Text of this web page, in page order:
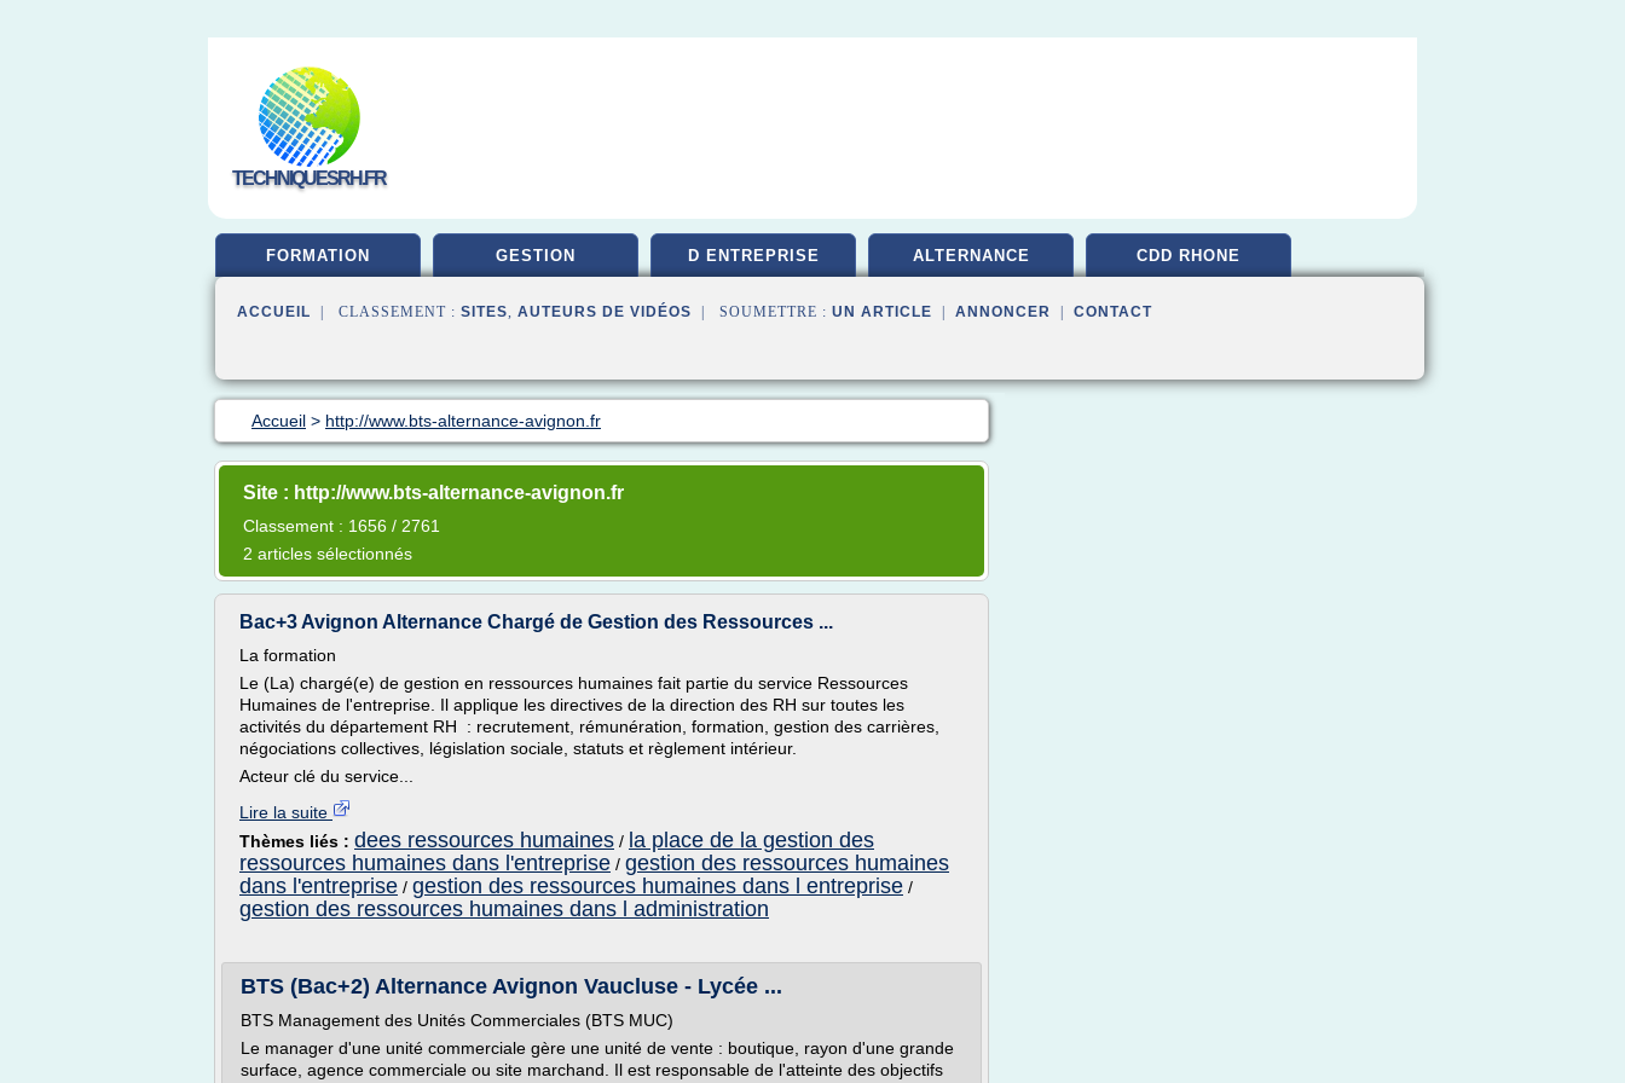
TECHNIQUESRH.FR
FORMATION GESTION D ENTREPRISE ALTERNANCE CDD RHONE
ACCUEIL | CLASSEMENT : SITES, AUTEURS DE VIDÉOS | SOUMETTRE : UN ARTICLE ANNONCER CONTACT
Accueil > http://www.bts-alternance-avignon.fr
Site : http://www.bts-alternance-avignon.fr
Classement : 1656 / 2761
2 articles sélectionnés
Bac+3 Avignon Alternance Chargé de Gestion des Ressources ...
La formation
Le (La) chargé(e) de gestion en ressources humaines fait partie du service Ressources
Humaines de l'entreprise. Il applique les directives de la direction des RH sur toutes les
activités du département RH : recrutement, rémunération, formation, gestion des carrières,
négociations collectives, législation sociale, statuts et règlement intérieur.
Acteur clé du service...
Lire la suite
Thèmes liés : dees ressources humaines / la place de la gestion des
ressources humaines dans l'entreprise / gestion des ressources humaines
dans l'entreprise / gestion des ressources humaines dans l entreprise /
gestion des ressources humaines dans l administration
BTS (Bac+2) Alternance Avignon Vaucluse - Lycée ...
BTS Management des Unités Commerciales (BTS MUC)
Le manager d'une unité commerciale gère une unité de vente : boutique, rayon d'une grande
surface, agence commerciale ou site marchand. Il est responsable de l'atteinte des objectifs